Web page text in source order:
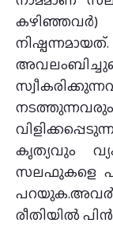
കൃത്യവും
സലഫുകളെ
രീതിയില്‍